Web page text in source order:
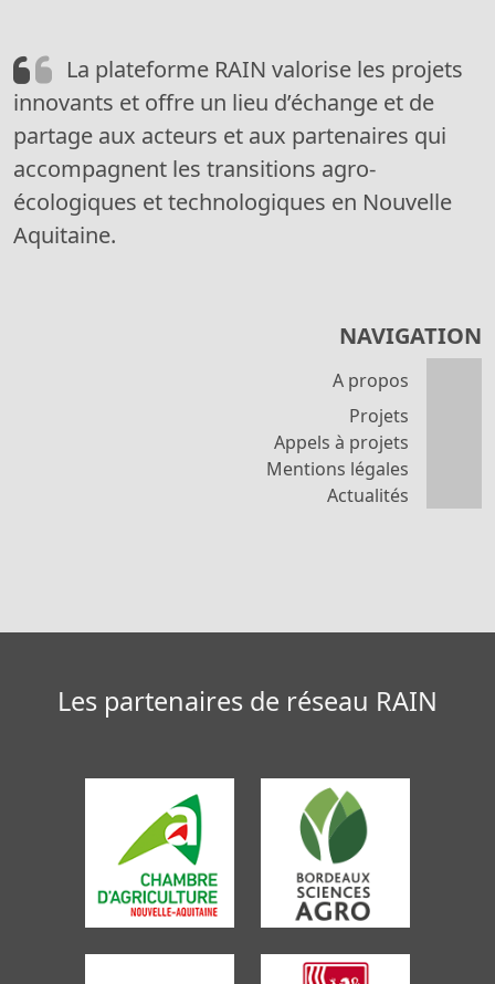
La plateforme RAIN valorise les projets
innovants et offre un lieu d’échange et de
partage aux acteurs et aux partenaires qui
accompagnent les transitions agro-
écologiques et technologiques en Nouvelle
Aquitaine.
NAVIGATION
A propos
Projets
Appels à projets
Mentions légales
Actualités
Les partenaires de réseau RAIN